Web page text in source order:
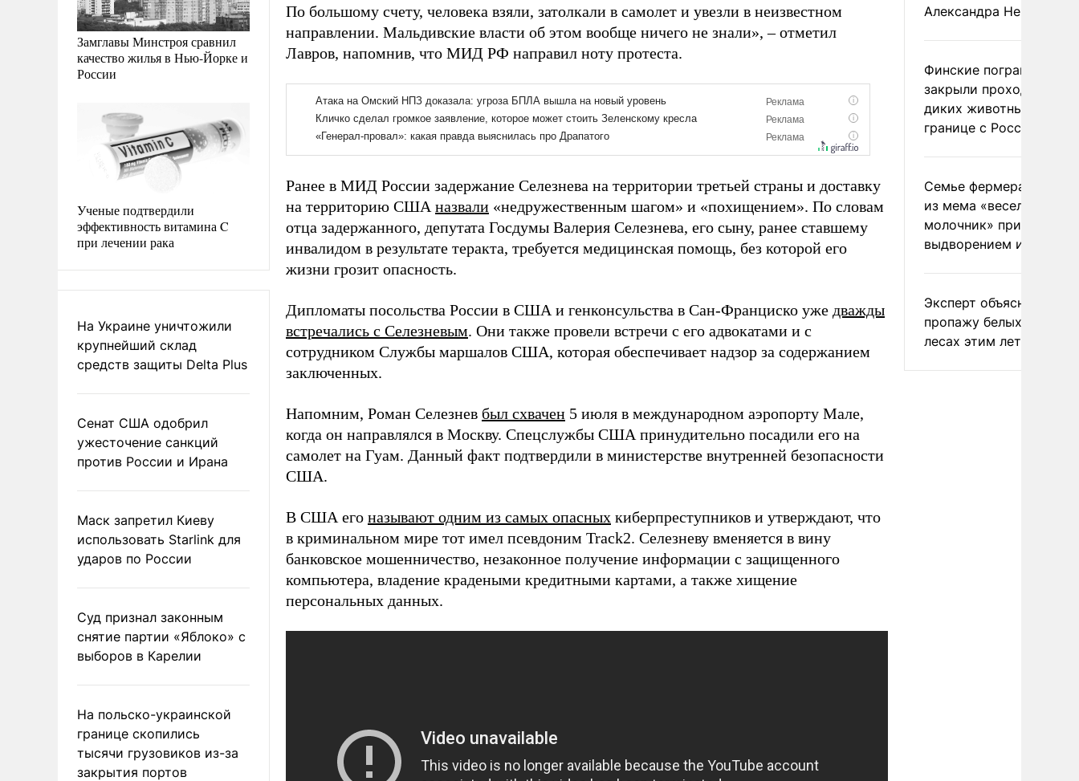
Замглавы Минстроя сравнил
качество жилья в Нью-Йорке и
России
Ученые подтвердили
эффективность витамина C
при лечении рака
На Украине уничтожили
крупнейший склад
средств защиты Delta Plus
Сенат США одобрил
ужесточение санкций
против России и Ирана
Маск запретил Киеву
использовать Starlink для
ударов по России
Суд признал законным
снятие партии «Яблоко» с
выборов в Карелии
На польско-украинской
границе скопились
тысячи грузовиков из-за
закрытия портов
По большому счету, человека взяли, затолкали в самолет и увезли в неизвестном
направлении. Мальдивские власти об этом вообще ничего не знали», – отметил
Лавров, напомнив, что МИД РФ направил ноту протеста.
Ранее в МИД России задержание Селезнева на территории третьей страны и доставку
на территорию США назвали «недружественным шагом» и «похищением». По словам
отца задержанного, депутата Госдумы Валерия Селезнева, его сыну, ранее ставшему
инвалидом в результате теракта, требуется медицинская помощь, без которой его
жизни грозит опасность.
Дипломаты посольства России в США и генконсульства в Сан-Франциско уже дважды
встречались с Селезневым. Они также провели встречи с его адвокатами и с
сотрудником Службы маршалов США, которая обеспечивает надзор за содержанием
заключенных.
Напомним, Роман Селезнев был схвачен 5 июля в международном аэропорту Мале,
когда он направлялся в Москву. Спецслужбы США принудительно посадили его на
самолет на Гуам. Данный факт подтвердили в министерстве внутренней безопасности
США.
В США его называют одним из самых опасных киберпреступников и утверждают, что
в криминальном мире тот имел псевдоним Track2. Селезневу вменяется в вину
банковское мошенничество, незаконное получение информации с защищенного
компьютера, владение крадеными кредитными картами, а также хищение
персональных данных.
Александра Невзорова
Финские пограничники
закрыли проходы для
диких животных на
границе с Россией
Семье фермера
из мема «веселый
молочник» пригрозили
выдворением из
Эксперт объяснил
пропажу белых грибов
лесах этим летом